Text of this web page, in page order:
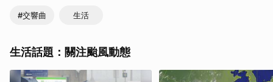
#交響曲 生活
生活話題：關注颱風動態